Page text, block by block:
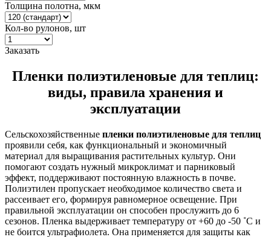
Толщина полотна, мкм
Кол-во рулонов, шт
Заказать
Пленки полиэтиленовые для теплиц:
виды, правила хранения и
эксплуатации
Сельскохозяйственные пленки полиэтиленовые для теплиц
проявили себя, как функциональный и экономичный
материал для выращивания растительных культур. Они
помогают создать нужный микроклимат и парниковый
эффект, поддерживают постоянную влажность в почве.
Полиэтилен пропускает необходимое количество света и
рассеивает его, формируя равномерное освещение. При
правильной эксплуатации он способен прослужить до 6
сезонов. Пленка выдерживает температуру от +60 до -50 ˚С и
не боится ультрафиолета. Она применяется для защиты как